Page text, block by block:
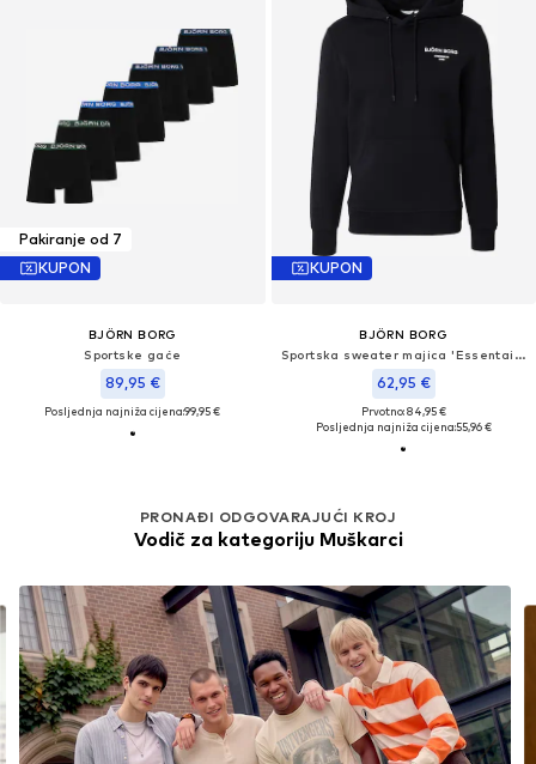
Pakiranje od 7
KUPON
BJÖRN BORG
Sportske gaće
89,95 €
Posljednja najniža cijena:99,95 €
KUPON
BJÖRN BORG
Sportska sweater majica 'Essentail 1'
62,95 €
Prvotno: 84,95 €
Posljednja najniža cijena:55,96 €
PRONAĐI ODGOVARAJUĆI KROJ
Vodič za kategoriju Muškarci